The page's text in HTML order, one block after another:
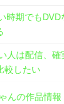
時期でもDVD
人は配信、確
較したい
んの作品情報